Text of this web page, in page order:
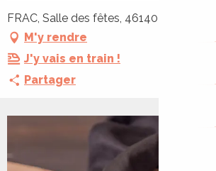
FRAC, Salle des fêtes, 46140 Cambayrac
M'y rendre
J'y vais en train !
Partager